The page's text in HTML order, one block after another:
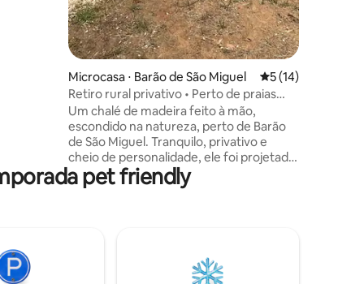
Microcasa ⋅ Barão de São Miguel 5 de uma
5 (14)
Retiro rural privativo • Perto de praias
deslumbrantes
Um chalé de madeira feito à mão,
escondido na natureza, perto de Barão
de São Miguel. Tranquilo, privativo e
cheio de personalidade, ele foi projetado
para uma vida tranquila e simples — com
uma cama aconchegante, uma pequena
Burgau e Sagres — tudo a menos de 20
pet friendly